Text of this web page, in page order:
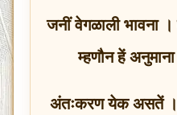
जनीं वेगळाली भावना
म्हणौन हें
अंतःकरण येक असतें ।